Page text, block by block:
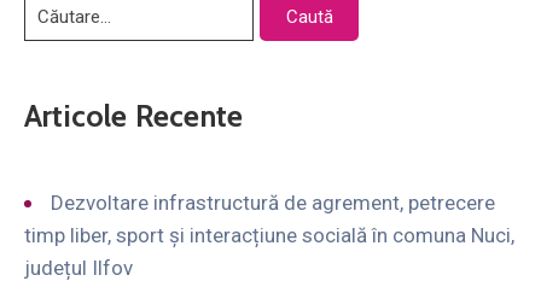
Articole Recente
Dezvoltare infrastructură de agrement, petrecere
timp liber, sport și interacțiune socială în comuna Nuci,
județul Ilfov